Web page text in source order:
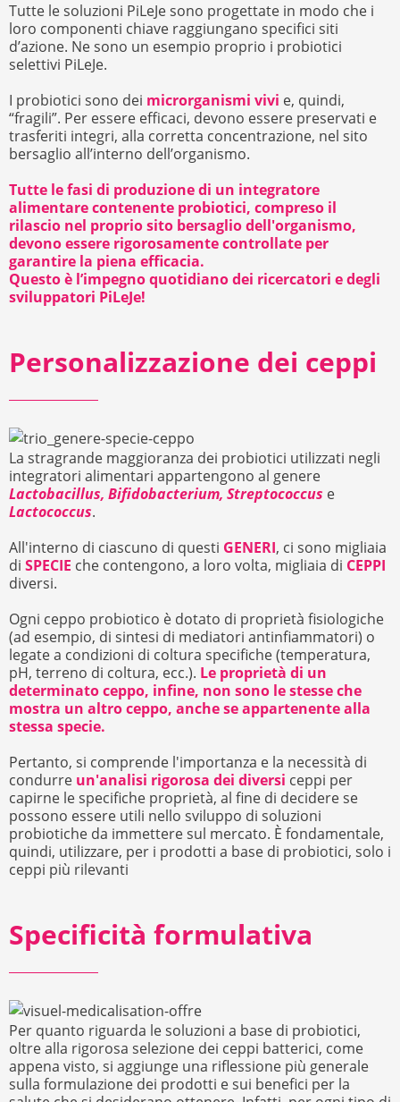
Tutte le soluzioni PiLeJe sono progettate in modo che i
loro componenti chiave raggiungano specifici siti
d’azione. Ne sono un esempio proprio i probiotici
selettivi PiLeJe.
I probiotici sono dei microrganismi vivi e, quindi,
“fragili”. Per essere efficaci, devono essere preservati e
trasferiti integri, alla corretta concentrazione, nel sito
bersaglio all’interno dell’organismo.
Tutte le fasi di produzione di un integratore
alimentare contenente probiotici, compreso il
rilascio nel proprio sito bersaglio dell'organismo,
devono essere rigorosamente controllate per
garantire la piena efficacia.
Questo è l’impegno quotidiano dei ricercatori e degli
sviluppatori PiLeJe!
Personalizzazione dei ceppi
La stragrande maggioranza dei probiotici utilizzati negli
integratori alimentari appartengono al genere
Lactobacillus, Bifidobacterium, Streptococcus e
Lactococcus.
All'interno di ciascuno di questi GENERI, ci sono migliaia
di SPECIE che contengono, a loro volta, migliaia di CEPPI
diversi.
Ogni ceppo probiotico è dotato di proprietà fisiologiche
(ad esempio, di sintesi di mediatori antinfiammatori) o
legate a condizioni di coltura specifiche (temperatura,
pH, terreno di coltura, ecc.). Le proprietà di un
determinato ceppo, infine, non sono le stesse che
mostra un altro ceppo, anche se appartenente alla
stessa specie.
Pertanto, si comprende l'importanza e la necessità di
condurre un'analisi rigorosa dei diversi ceppi per
capirne le specifiche proprietà, al fine di decidere se
possono essere utili nello sviluppo di soluzioni
probiotiche da immettere sul mercato. È fondamentale,
quindi, utilizzare, per i prodotti a base di probiotici, solo i
ceppi più rilevanti
Specificità formulativa
Per quanto riguarda le soluzioni a base di probiotici,
oltre alla rigorosa selezione dei ceppi batterici, come
appena visto, si aggiunge una riflessione più generale
sulla formulazione dei prodotti e sui benefici per la